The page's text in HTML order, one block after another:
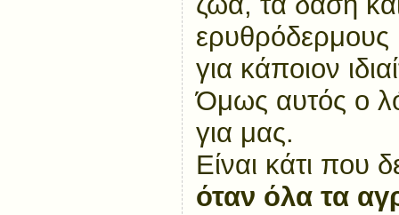
ερυθρόδερμους
για κάποιον
Όμως αυτός ο
για μας.
Είναι κάτι που
όταν όλα τα